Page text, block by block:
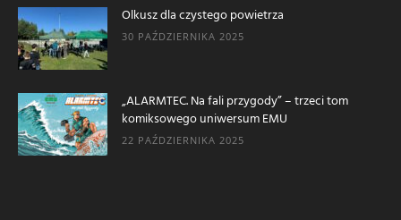
Olkusz dla czystego powietrza
30 PAŹDZIERNIKA 2025
„ALARMTEC. Na fali przygody” – trzeci tom
komiksowego uniwersum EMU
22 PAŹDZIERNIKA 2025